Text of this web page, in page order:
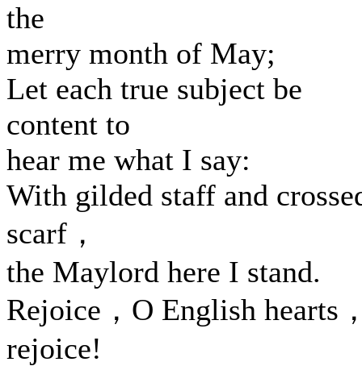
the
merry month of May;
Let each true subject be
content to
hear me what I say:
With gilded staff and
scarf，
the Maylord here I stand.
Rejoice，O English hearts
rejoice!